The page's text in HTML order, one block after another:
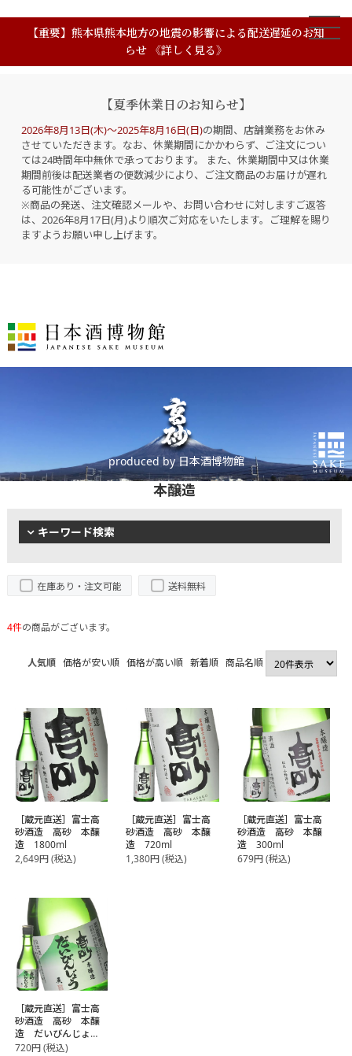
【重要】熊本県熊本地方の地震の影響による配送遅延のお知
らせ 《詳しく見る》
【夏季休業日のお知らせ】
2026年8月13日(木)～2025年8月16日(日)の期間、店舗業務をお休み
させていただきます。なお、休業期間にかかわらず、ご注文につい
ては24時間年中無休で承っております。 また、休業期間中又は休業
期間前後は配送業者の便数減少により、ご注文商品のお届けが遅れ
る可能性がございます。
※商品の発送、注文確認メールや、お問い合わせに対しますご返答
は、2026年8月17日(月)より順次ご対応をいたします。ご理解を賜り
ますようお願い申し上げます。
produced by 日本酒博物館
本醸造
キーワード検索
在庫あり・注文可能 送料無料
4件の商品がございます。
人気順 価格が安い順 価格が高い順 新着順 商品名順
［蔵元直送］富士高
砂酒造 高砂 本醸
造 1800ml
2,649円(税込)
［蔵元直送］富士高
砂酒造 高砂 本醸
造 720ml
1,380円(税込)
［蔵元直送］富士高
砂酒造 高砂 本醸
造 300ml
679円(税込)
［蔵元直送］富士高
砂酒造 高砂 本醸
造 だいびんじょ
う 300ml
720円(税込)